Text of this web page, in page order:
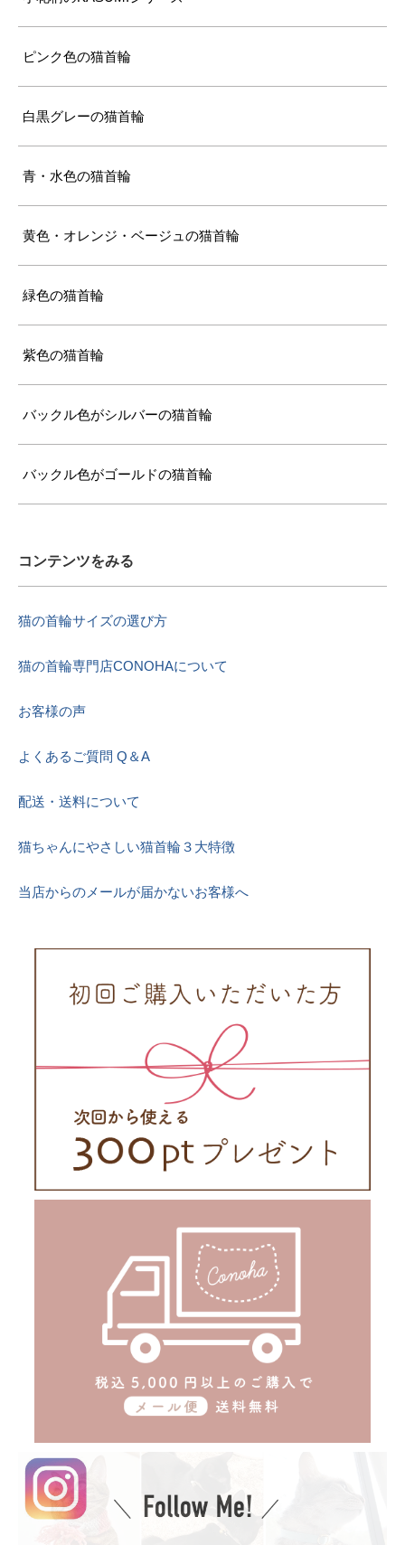
ピンク色の猫首輪
白黒グレーの猫首輪
青・水色の猫首輪
黄色・オレンジ・ベージュの猫首輪
緑色の猫首輪
紫色の猫首輪
バックル色がシルバーの猫首輪
バックル色がゴールドの猫首輪
コンテンツをみる
猫の首輪サイズの選び方
猫の首輪専門店CONOHAについて
お客様の声
よくあるご質問 Q＆A
配送・送料について
猫ちゃんにやさしい猫首輪３大特徴
当店からのメールが届かないお客様へ